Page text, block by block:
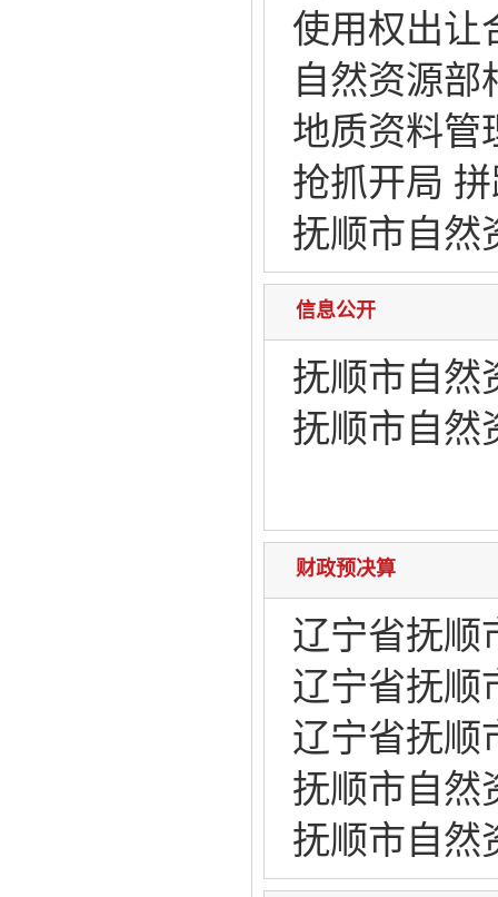
使用权出让
自然资源部
地质资料管
抢抓开局
抚顺市自然
信息公开
抚顺市自然
抚顺市自然
财政预决算
辽宁省抚顺
辽宁省抚顺
辽宁省抚顺
抚顺市自然
抚顺市自然